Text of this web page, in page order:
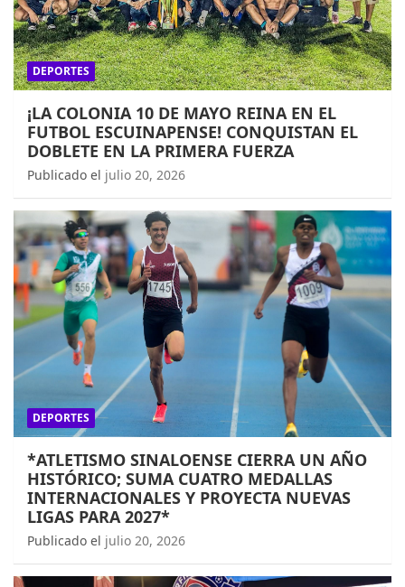
DEPORTES
¡LA COLONIA 10 DE MAYO REINA EN EL
FUTBOL ESCUINAPENSE! CONQUISTAN EL
DOBLETE EN LA PRIMERA FUERZA
Publicado el julio 20, 2026
DEPORTES
*ATLETISMO SINALOENSE CIERRA UN AÑO
HISTÓRICO; SUMA CUATRO MEDALLAS
INTERNACIONALES Y PROYECTA NUEVAS
LIGAS PARA 2027*
Publicado el julio 20, 2026